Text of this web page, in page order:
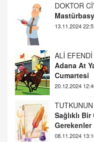
ALİ EFENDİ
Adana At
Cumartesi
TUTKUNUN
Sağlıklı
Gerekenler
08.11.2024
FARUK
Tezkere
2 Kasım 2021